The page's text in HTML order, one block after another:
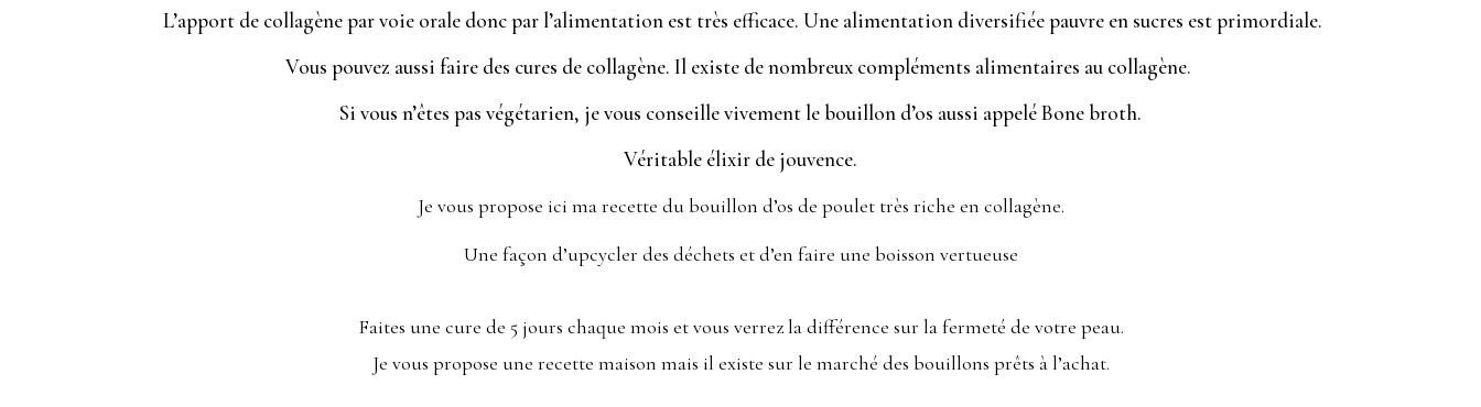
L’apport de collagène par voie orale donc par l’alimentation est très efficace. Une alimentation diversifiée pauvre en sucres est primordiale.
Vous pouvez aussi faire des cures de collagène. Il existe de nombreux compléments alimentaires au collagène.
Si vous n’êtes pas végétarien, je vous conseille vivement le bouillon d’os aussi appelé Bone broth.
Véritable élixir de jouvence.
Je vous propose ici ma recette du bouillon d’os de poulet très riche en collagène.
Une façon d’upcycler des déchets et d’en faire une boisson vertueuse
Faites une cure de 5 jours chaque mois et vous verrez la différence sur la fermeté de votre peau.
Je vous propose une recette maison mais il existe sur le marché des bouillons prêts à l’achat.